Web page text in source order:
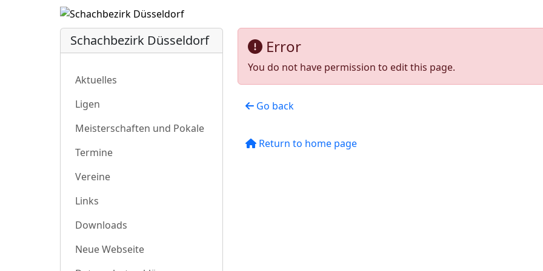
Error
You do not have permission to edit this page.
Go back
Return to home page
Schachbezirk Düsseldorf
Aktuelles
Ligen
Meisterschaften und Pokale
Termine
Vereine
Links
Downloads
Neue Webseite